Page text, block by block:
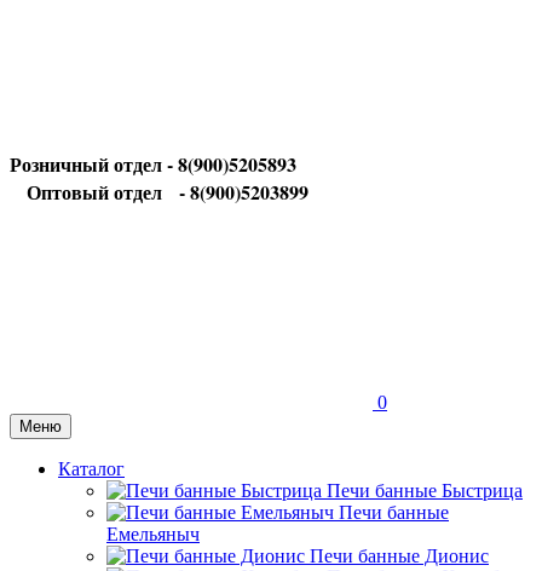
Розничный отдел - 8(900)5205893
Оптовый отдел - 8(900)5203899
0
Меню
Каталог
Печи банные Быстрица
Печи банные
Емельяныч
Печи банные Дионис